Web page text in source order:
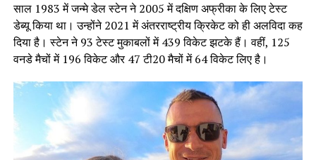
साल 1983 में जन्मे डेल स्टेन ने 2005 में दक्षिण अफ्रीका के लिए टेस्ट
डेब्यू किया था। उन्होंने 2021 में अंतरराष्ट्रीय क्रिकेट को ही अलविदा कह
दिया है। स्टेन ने 93 टेस्ट मुकाबलों में 439 विकेट झटके हैं। वहीं, 125
वनडे मैचों में 196 विकेट और 47 टी20 मैचों में 64 विकेट लिए है।